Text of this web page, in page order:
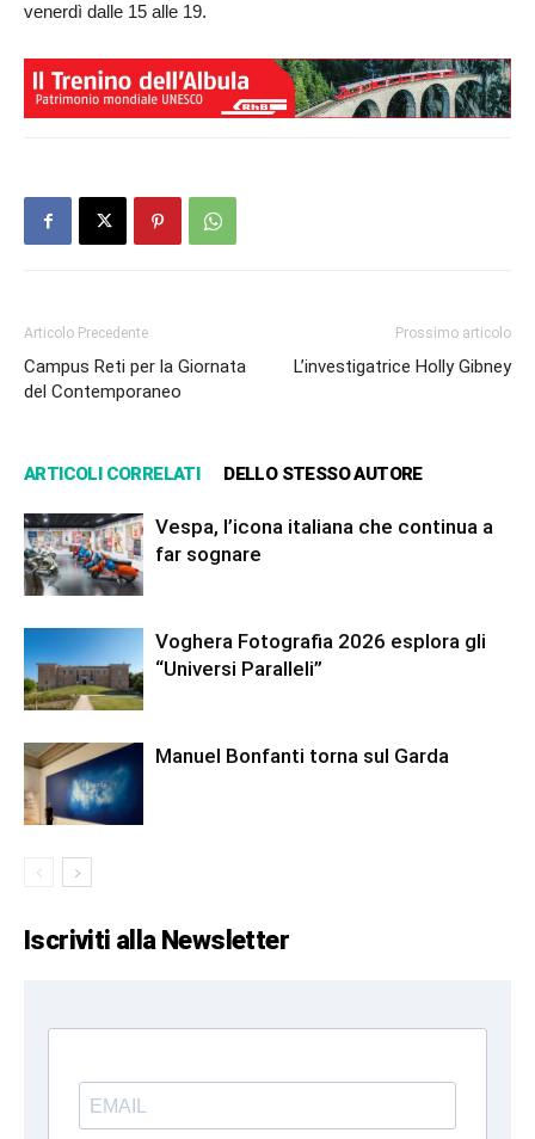
venerdì dalle 15 alle 19.
Articolo Precedente
Campus Reti per la Giornata
del Contemporaneo
Prossimo articolo
L’investigatrice Holly Gibney
ARTICOLI CORRELATI DELLO STESSO AUTORE
Vespa, l’icona italiana che continua a
far sognare
Voghera Fotografia 2026 esplora gli
“Universi Paralleli”
Manuel Bonfanti torna sul Garda
Iscriviti alla Newsletter